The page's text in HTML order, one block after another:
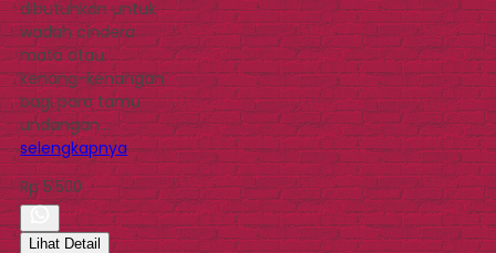
dibutuhkan untuk
wadah cindera
mata atau
kenang-kenangan
bagi para tamu
undangan…
selengkapnya
Rp 5.500
Lihat Detail